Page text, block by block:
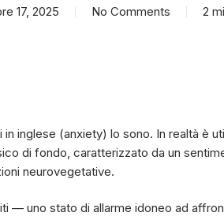
17, 2025 No Comments 2
inglese (anxiety) lo sono. In realtà è
di fondo, caratterizzato da un
neurovegetative.
— uno stato di allarme idoneo ad